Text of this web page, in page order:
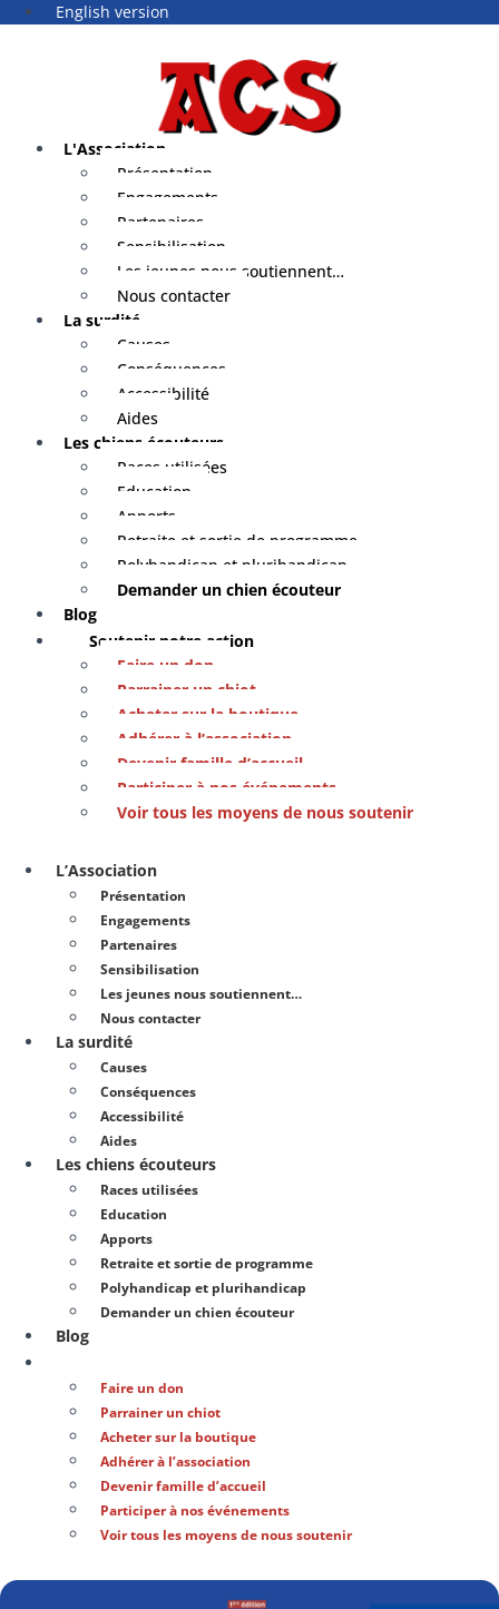
English version
L'Association
Présentation
Engagements
Partenaires
Sensibilisation
Les jeunes nous soutiennent…
Nous contacter
La surdité
Causes
Conséquences
Accessibilité
Aides
Les chiens écouteurs
Races utilisées
Education
Apports
Retraite et sortie de programme
Polyhandicap et plurihandicap
Demander un chien écouteur
Blog
Soutenir notre action
Faire un don
Parrainer un chiot
Acheter sur la boutique
Adhérer à l’association
Devenir famille d’accueil
Participer à nos événements
Voir tous les moyens de nous soutenir
L’Association
Présentation
Engagements
Partenaires
Sensibilisation
Les jeunes nous soutiennent…
Nous contacter
La surdité
Causes
Conséquences
Accessibilité
Aides
Les chiens écouteurs
Races utilisées
Education
Apports
Retraite et sortie de programme
Polyhandicap et plurihandicap
Demander un chien écouteur
Blog
Faire un don
Parrainer un chiot
Acheter sur la boutique
Adhérer à l’association
Devenir famille d’accueil
Participer à nos événements
Voir tous les moyens de nous soutenir